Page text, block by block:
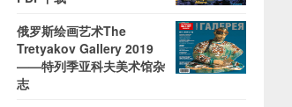
俄罗斯绘画艺术The
Tretyakov Gallery 2019
——特列季亚科夫美术馆杂
志